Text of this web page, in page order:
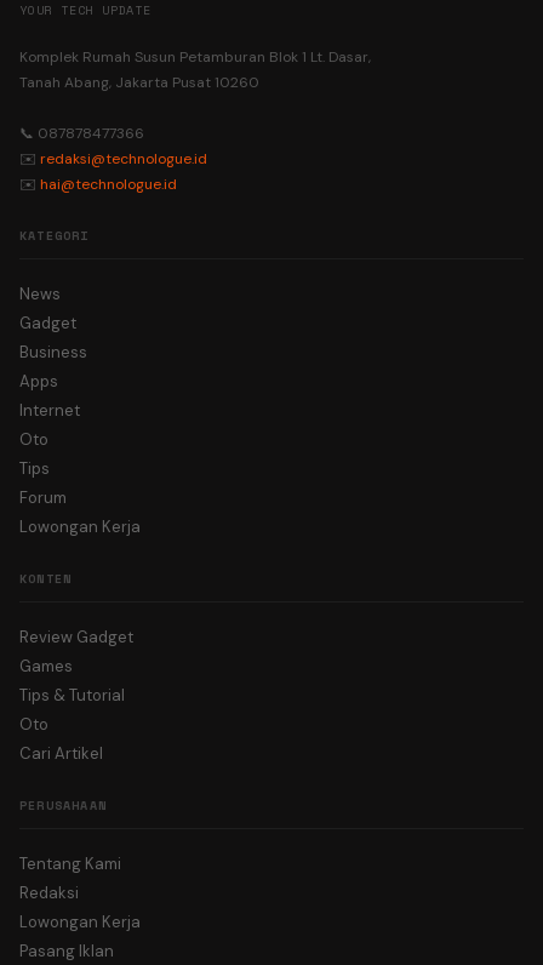
YOUR TECH UPDATE
Komplek Rumah Susun Petamburan Blok 1 Lt. Dasar,
Tanah Abang, Jakarta Pusat 10260
📞 087878477366
✉️ redaksi@technologue.id
✉️ hai@technologue.id
KATEGORI
News
Gadget
Business
Apps
Internet
Oto
Tips
Forum
Lowongan Kerja
KONTEN
Review Gadget
Games
Tips & Tutorial
Oto
Cari Artikel
PERUSAHAAN
Tentang Kami
Redaksi
Lowongan Kerja
Pasang Iklan